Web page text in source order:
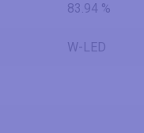
83.94 %
W-LED